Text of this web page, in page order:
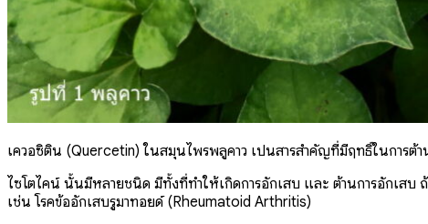
เควอซิติน (Quercetin) ในสมุนไพรพลูคาว เป็นสารสำคัญที่มีฤทธิ์ในการต้
ไซโตไคน์ นั้นมีหลายชนิด มีทั้งที่ทำให้เกิดการอักเสบ และ ต้านการอักเสบ
เช่น โรคข้ออักเสบรูมาทอยด์ (Rheumatoid Arthritis)